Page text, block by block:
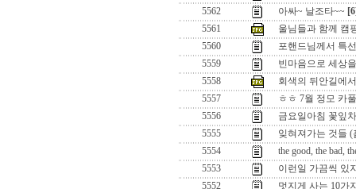
5562
아싸~ 날조타~~
5561
울님들과 함께 캠
5560
포핸드님께서 특
5559
빈마음으로 세상
5558
회색의 뒤안길에서
5557
ㅎㅎ 7월 정모 카
5556
금요일아침 꽃잎
5555
잊혀져가는 것들 (
5554
the good, the bad,
5553
이런일 가끔씩 있
5552
멋지게 사는 10가